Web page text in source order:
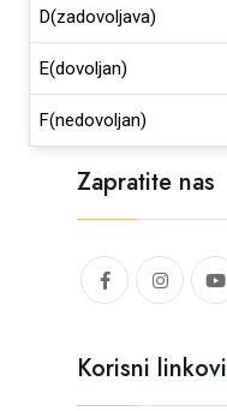
D(zadovoljava)
E(dovoljan)
F(nedovoljan)
Zapratite nas
Korisni linkovi